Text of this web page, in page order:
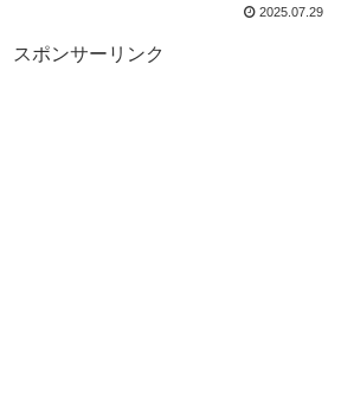
2025.07.29
スポンサーリンク